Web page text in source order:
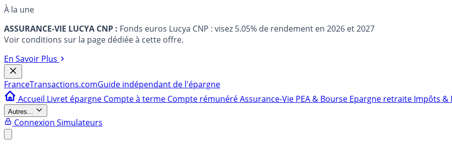
À la une
ASSURANCE-VIE LUCYA CNP : Fonds euros Lucya CNP : visez 5.05% de rendement en 2026 et 2027
Voir conditions sur la page dédiée à cette offre.
En Savoir Plus
FranceTransactions.comGuide indépendant de l'épargne
Accueil Livret épargne Compte à terme Compte rémunéréAssurance-Vie PEA & Bourse Epargne retraite Impôts &
Autres...
Connexion Simulateurs